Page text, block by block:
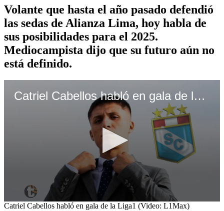
Volante que hasta el año pasado defendió
las sedas de Alianza Lima, hoy habla de
sus posibilidades para el 2025.
Mediocampista dijo que su futuro aún no
está definido.
Catriel Cabellos habló en gala de la Liga1 (Video: L1Max)
0
Catriel Cabellos habló en gala de la Liga1 (Video: L1Max)